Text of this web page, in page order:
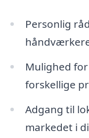
Personlig
Mulighed
forskellige
Adgang til
markedet i